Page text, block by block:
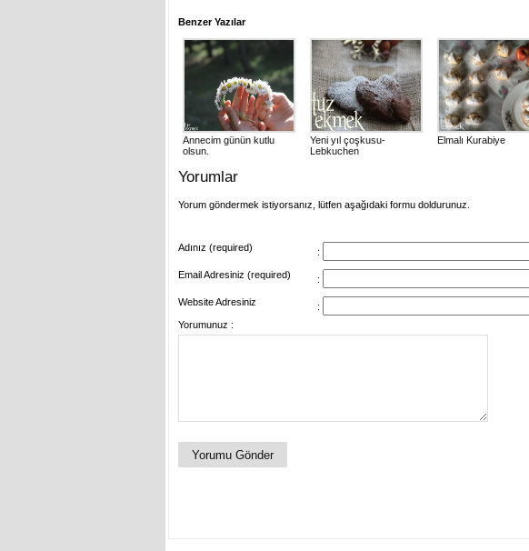
Benzer Yazılar
Annecim günün kutlu
olsun.
Yeni yıl çoşkusu-
Lebkuchen
Elmalı Kurabiye
Yorumlar
Yorum göndermek istiyorsanız, lütfen aşağıdaki formu doldurunuz.
Adınız (required) :
Email Adresiniz (required) :
Website Adresiniz
:
Yorumunuz :